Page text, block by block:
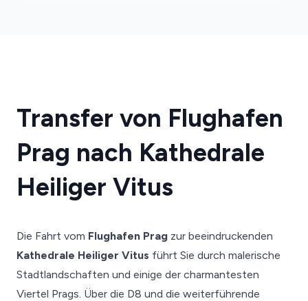
Transfer von Flughafen
Prag nach Kathedrale
Heiliger Vitus
Die Fahrt vom Flughafen Prag zur beeindruckenden
Kathedrale Heiliger Vitus führt Sie durch malerische
Stadtlandschaften und einige der charmantesten
Viertel Prags. Über die D8 und die weiterführende